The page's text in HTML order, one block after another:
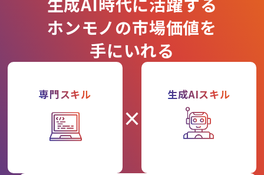
ホンモノの市場価値を
手にいれる
専門スキル
×
生成AIスキル